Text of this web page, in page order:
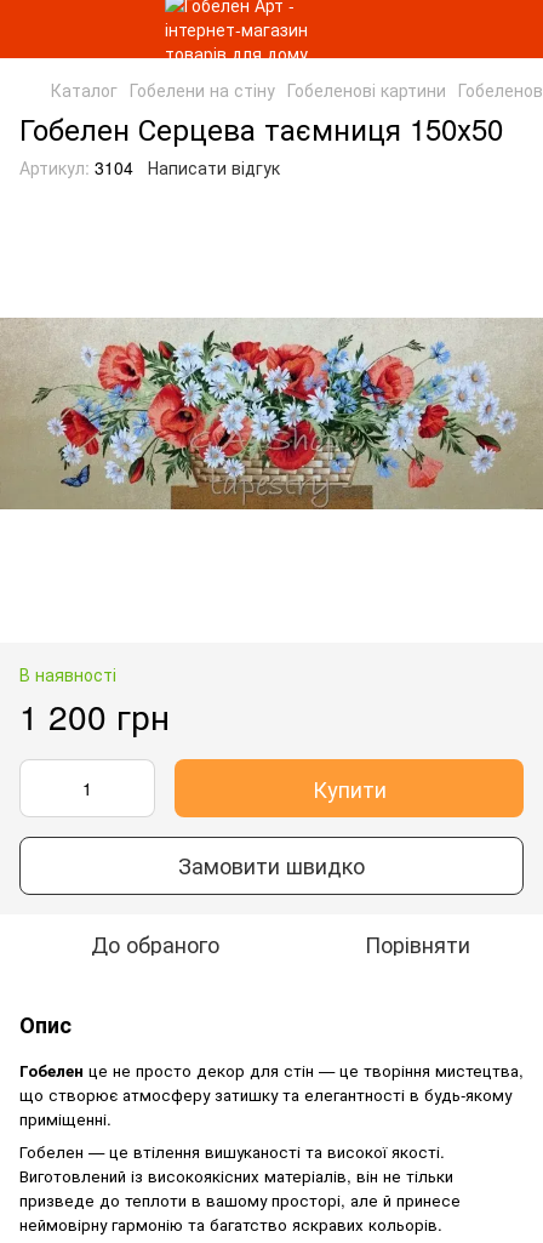
Каталог Гобелени на стіну Гобеленові картини
Гобелен Серцева таємниця 150х50
Артикул: 3104 Написати відгук
В наявності
1 200 грн
Купити
Замовити швидко
До обраного Порівняти
Опис
Гобелен це не просто декор для стін — це творіння мистецтва,
що створює атмосферу затишку та елегантності в будь-якому
приміщенні.
Гобелен — це втілення вишуканості та високої якості.
Виготовлений із високоякісних матеріалів, він не тільки
призведе до теплоти в вашому просторі, але й принесе
неймовірну гармонію та багатство яскравих кольорів.